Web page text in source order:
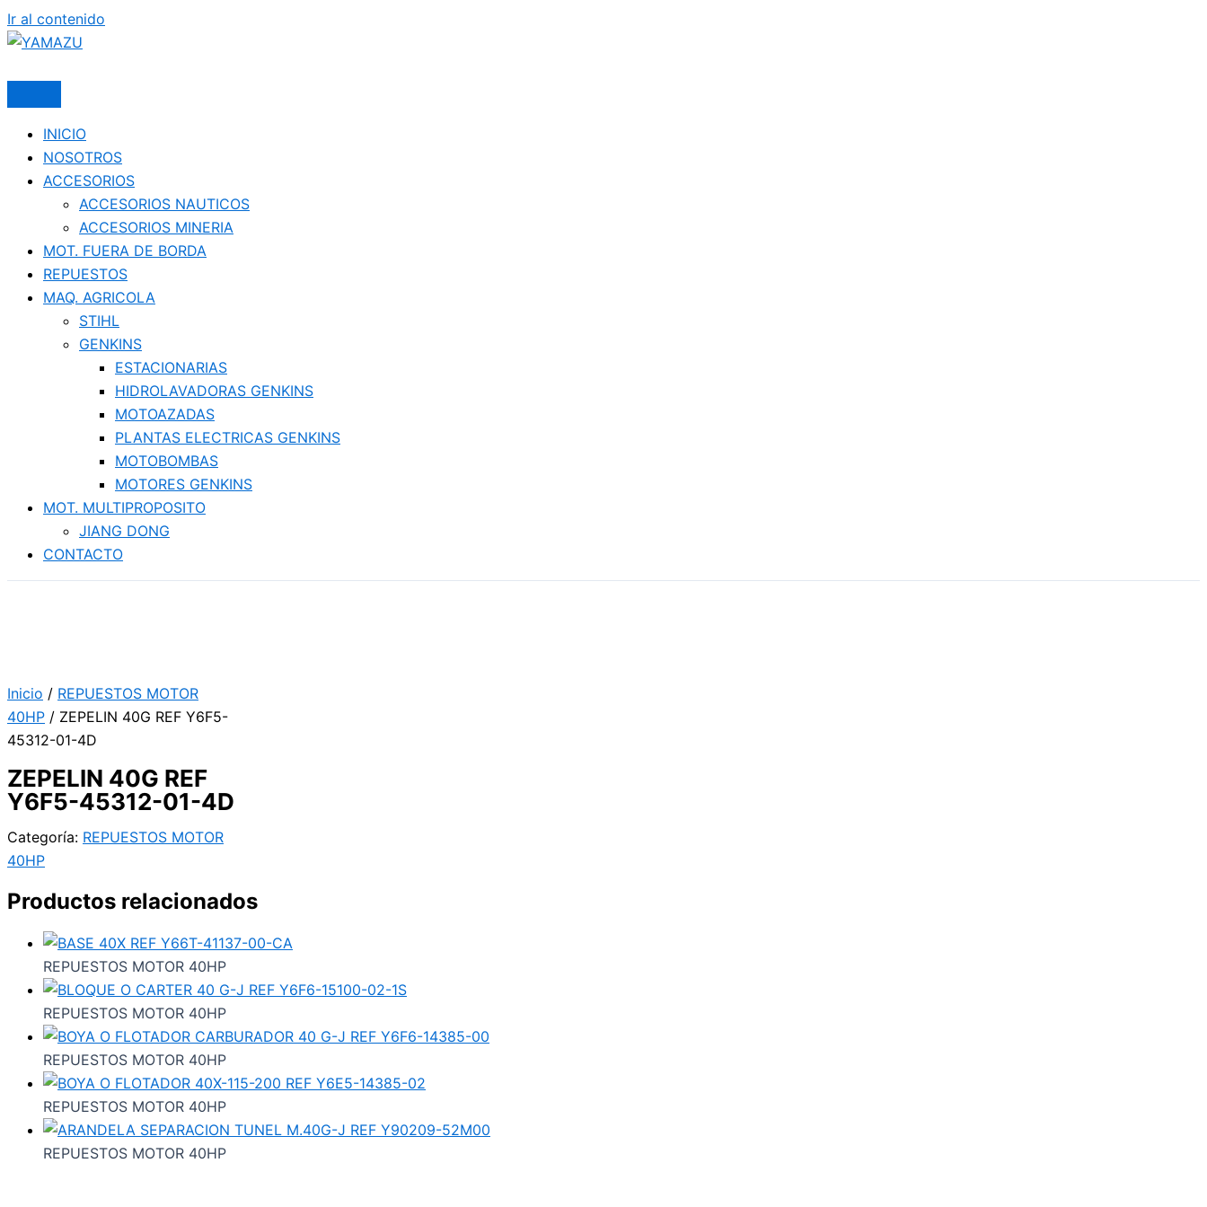
Ir al contenido
INICIO
NOSOTROS
ACCESORIOS
ACCESORIOS NAUTICOS
ACCESORIOS MINERIA
MOT. FUERA DE BORDA
REPUESTOS
MAQ. AGRICOLA
STIHL
GENKINS
ESTACIONARIAS
HIDROLAVADORAS GENKINS
MOTOAZADAS
PLANTAS ELECTRICAS GENKINS
MOTOBOMBAS
MOTORES GENKINS
MOT. MULTIPROPOSITO
JIANG DONG
CONTACTO
Inicio / REPUESTOS MOTOR
40HP / ZEPELIN 40G REF Y6F5-
45312-01-4D
ZEPELIN 40G REF
Y6F5-45312-01-4D
Categoría: REPUESTOS MOTOR
40HP
Productos relacionados
REPUESTOS MOTOR 40HP
REPUESTOS MOTOR 40HP
REPUESTOS MOTOR 40HP
REPUESTOS MOTOR 40HP
REPUESTOS MOTOR 40HP